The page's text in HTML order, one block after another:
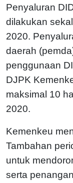
Penyaluran
dilakukan
2020.
daerah
penggunaan
DJPK
maksimal 10
2020.
Kemenkeu
Tambahan
untuk
serta